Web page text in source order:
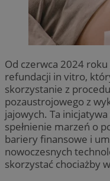
Od czerwca 2024
refundacji in vitro,
skorzystanie z
pozaustrojowego z
jajowych. Ta
spełnienie marzeń o
bariery finansowe i
nowoczesnych
skorzystać chociażby